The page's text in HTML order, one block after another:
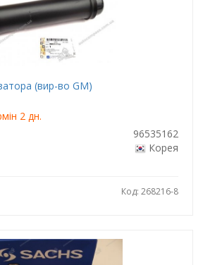
(вир-во GM)
2 дн.
96535162
Корея
Код: 268216-8